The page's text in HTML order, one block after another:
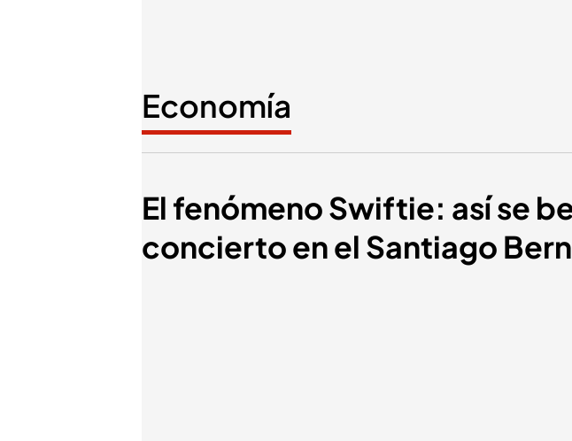
Economía
El fenómeno Swiftie: así se
concierto en el Santiago